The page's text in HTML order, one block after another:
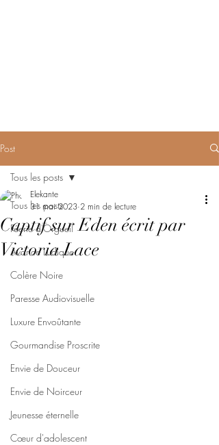
Post
Tous les posts
Féerie d'Orgueil
Avarice Ludique
Colère Noire
Paresse Audiovisuelle
Luxure Envoûtante
Gourmandise Proscrite
Envie de Douceur
Envie de Noirceur
Jeunesse éternelle
Cœur d'adolescent
Tous les posts
Captif sur Eden écrit par
Victoria Lace
Elekante
31 mai 2023 2 min de lecture